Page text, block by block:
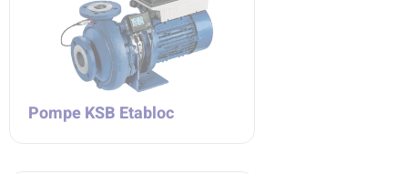
Pompe KSB Etabloc